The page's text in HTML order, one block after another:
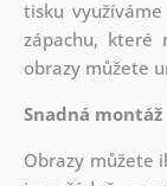
tisku
zápachu, které
obrazy můžete
Snadná montáž
Obrazy můžete